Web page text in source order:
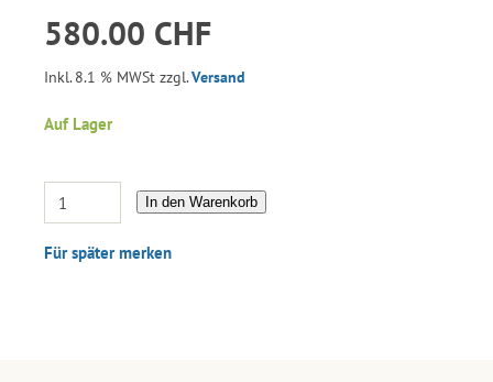
580.00 CHF
Inkl. 8.1 % MWSt zzgl.Versand
Auf Lager
In den Warenkorb
Für später merken